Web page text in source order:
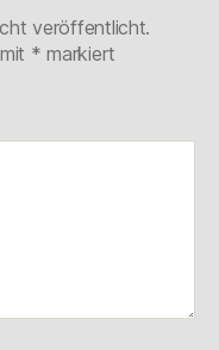
veröffentlicht.
* markiert